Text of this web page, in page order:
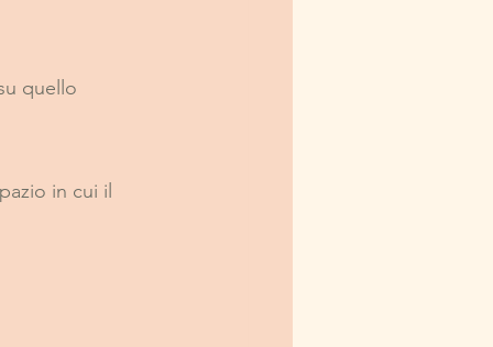
quello
in cui il